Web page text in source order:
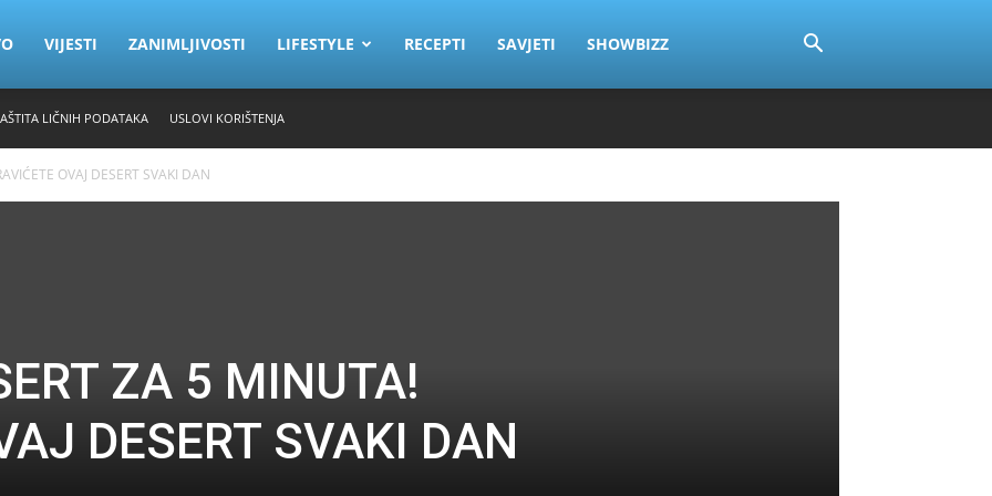
VIJESTI ZANIMLJIVOSTI LIFESTYLE RECEPTI SAVJETI SHOWBIZZ
LIČNIH PODATAKA USLOVI KORIŠTENJA
OVAJ DESERT SVAKI DAN
ZA 5 MINUTA!
DESERT SVAKI DAN